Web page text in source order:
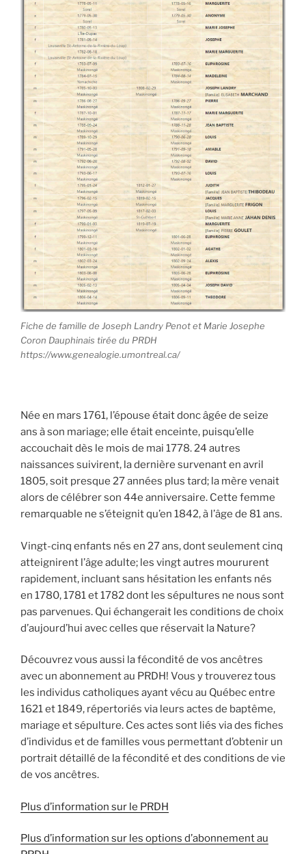
Fiche de famille de Joseph Landry Penot et Marie Josephe
Coron Dauphinais tirée du PRDH
https://www.genealogie.umontreal.ca/
Née en mars 1761, l’épouse était donc âgée de seize
ans à son mariage; elle était enceinte, puisqu’elle
accouchait dès le mois de mai 1778. 24 autres
naissances suivirent, la dernière survenant en avril
1805, soit presque 27 années plus tard; la mère venait
alors de célébrer son 44e anniversaire. Cette femme
remarquable ne s’éteignit qu’en 1842, à l’âge de 81 ans.
Vingt-cinq enfants nés en 27 ans, dont seulement cinq
atteignirent l’âge adulte; les vingt autres moururent
rapidement, incluant sans hésitation les enfants nés
en 1780, 1781 et 1782 dont les sépultures ne nous sont
pas parvenues. Qui échangerait les conditions de choix
d’aujourd’hui avec celles que réservait la Nature?
Découvrez vous aussi la fécondité de vos ancêtres
avec un abonnement au PRDH! Vous y trouverez tous
les individus catholiques ayant vécu au Québec entre
1621 et 1849, répertoriés via leurs actes de baptême,
mariage et sépulture. Ces actes sont liés via des fiches
d’individus et de familles vous permettant d’obtenir un
portrait détaillé de la fécondité et des conditions de vie
de vos ancêtres.
Plus d’information sur le PRDH
Plus d’information sur les options d’abonnement au